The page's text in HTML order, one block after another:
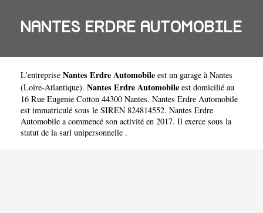
NANTES ERDRE AUTOMOBILE
L'entreprise Nantes Erdre Automobile est un garage à Nantes
(Loire-Atlantique). Nantes Erdre Automobile est domicilié au
16 Rue Eugenie Cotton 44300 Nantes. Nantes Erdre Automobile
est immatriculé sous le SIREN 824814552. Nantes Erdre
Automobile a commencé son activité en 2017. Il exerce sous la
statut de la sarl unipersonnelle .